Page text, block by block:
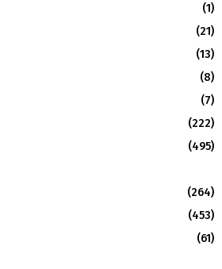
R
(1)
(21)
(13)
(8)
(7)
(222)
(495)
(264)
(453)
(61)